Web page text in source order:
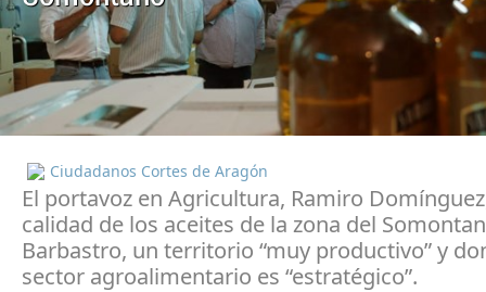
Ciudadanos Cortes de Aragón
El portavoz en Agricultura, Ramiro
calidad de los aceites de la zona del
Barbastro, un territorio “muy productivo” y
sector agroalimentario es “estratégico”.